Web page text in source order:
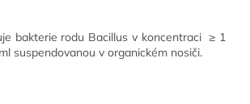
bakterie rodu Bacillus v koncentraci ≥ 1
suspendovanou v organickém nosiči.